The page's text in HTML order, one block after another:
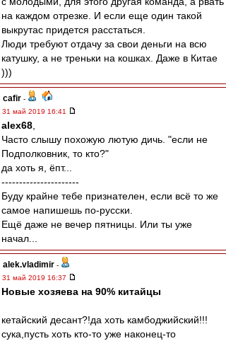
на каждом отрезке. И если еще один такой
выкрутас придется расстаться.
Люди требуют отдачу за свои деньги на всю
катушку, а не треньки на кошках. Даже в Китае
)))
cafir -
31 май 2019 16:41
alex68
Часто слышу похожую лютую дичь. "если не
Подполковник, то кто?"
да хоть я, ёпт...
----------------------
Буду крайне тебе признателен, если всё то же
самое напишешь по-русски.
Ещё даже не вечер пятницы. Или ты уже
начал...
alek.vladimir -
31 май 2019 16:37
Новые хозяева на 90% китайцы
кетайский десант?!да хоть камбоджийский!!!
сука,пусть хоть кто-то уже наконец-то